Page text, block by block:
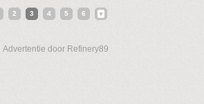
2 3 4 5 6
Advertentie door Refinery89